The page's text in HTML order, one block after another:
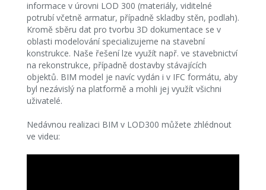
informace v úrovni LOD 300 (materiály, viditelné
potrubí včetně armatur, případně skladby stěn, podlah).
Kromě sběru dat pro tvorbu 3D dokumentace se v
oblasti modelování specializujeme na stavební
konstrukce. Naše řešení lze využít např. ve stavebnictví
na rekonstrukce, případně dostavby stávajících
objektů. BIM model je navíc vydán i v IFC formátu, aby
byl nezávislý na platformě a mohli jej využít všichni
uživatelé.
Nedávnou realizaci BIM v LOD300 můžete zhlédnout
ve videu: